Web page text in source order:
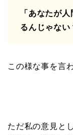
「あなたが
るんじゃない
この様な事を言
ただ私の意見と